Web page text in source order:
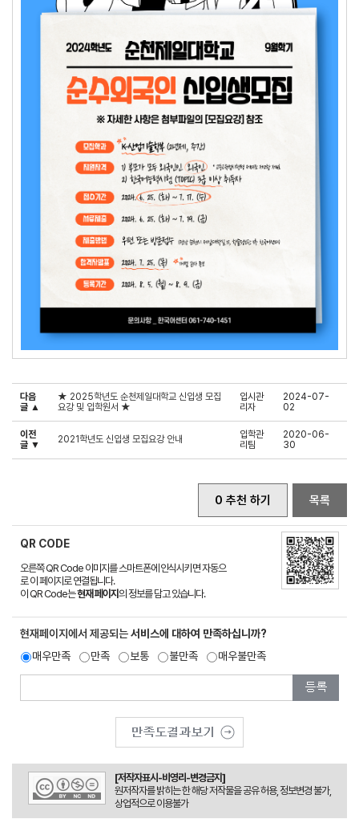
다음
글 ▲
★ 2025학년도 순천제일대학교 신입생 모집
요강 및 입학원서 ★
입시관
리자
2024-07-
02
이전
글 ▼
2021학년도 신입생 모집요강 안내
입학관
리팀
2020-06-
30
0 추천 하기 목록
QR CODE
오른쪽 QR Code 이미지를 스마트폰에 인식시키면 자동으
로 이 페이지로 연결됩니다.
이 QR Code는현재 페이지의 정보를 담고 있습니다.
현재페이지에서 제공되는서비스에 대하여 만족하십니까?
매우만족
만족 보통 불만족 매우불만족
[저작자표시-비영리-변경금지]
원저작자를 밝히는 한 해당 저작물을 공유 허용, 정보변경 불가,
상업적으로 이용불가